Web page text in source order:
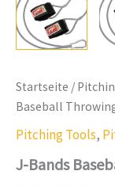
Startseite /
Baseball
Pitching Tools,
J-Bands